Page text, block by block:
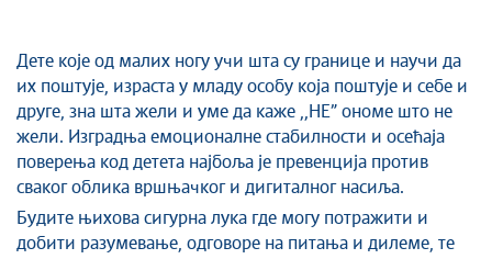
Дете које од малих ногу учи шта су границе и научи да
их поштује, израста у младу особу која поштује и себе и
друге, зна шта жели и уме да каже ,,НЕ” ономе што не
жели. Изградња емоционалне стабилности и осећаја
поверења код детета најбоља је превенција против
сваког облика вршњачког и дигиталног насиља.
Будите њихова сигурна лука где могу потражити и
добити разумевање, одговоре на питања и дилеме, те